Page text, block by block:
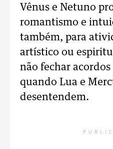
Vênus e Netuno
romantismo e
também, para
artístico ou
não fechar
quando Lua e
desentendem.